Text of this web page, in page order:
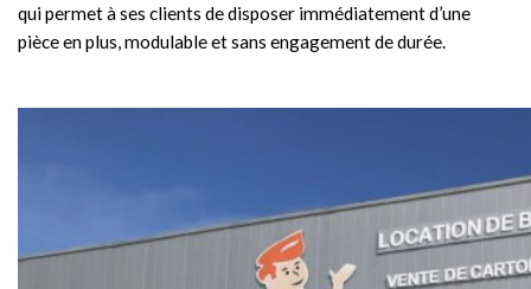
qui permet à ses clients de disposer immédiatement d’une
pièce en plus, modulable et sans engagement de durée.